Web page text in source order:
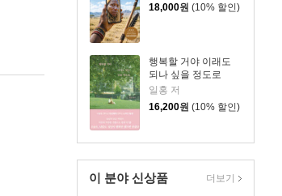
18,000원 (10% 할인)
행복할 거야 이래도
되나 싶을 정도로
일홍 저
16,200원 (10% 할인)
이 분야 신상품 더보기